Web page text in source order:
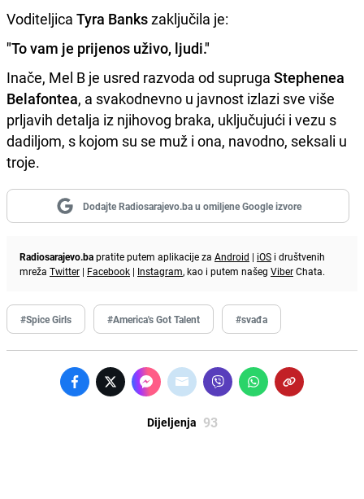
Voditeljica Tyra Bankszaključila je:
"To vam je prijenos uživo, ljudi."
Inače, Mel B je usred razvoda od supruga Stephenea
Belafontea, a svakodnevno u javnost izlazi sve više
prljavih detalja iz njihovog braka, uključujući i vezu s
dadiljom, s kojom su se muž i ona, navodno, seksali u
troje.
Dodajte Radiosarajevo.ba u omiljene Google izvore
Radiosarajevo.bapratite putem aplikacije za Android | iOS i društvenih
mreža Twitter | Facebook | Instagram, kao i putem našeg ViberChata.
#Spice Girls #America's Got Talent #svađa
Dijeljenja 93